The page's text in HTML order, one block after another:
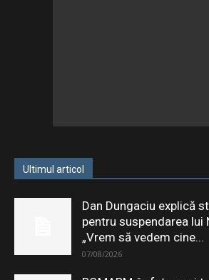
Ultimul articol
Dan Dungaciu explică
pentru suspendarea lui
„Vrem să vedem cine...
07/08/2026